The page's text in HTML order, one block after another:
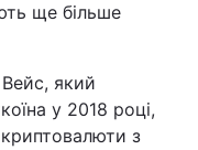
ще більше
який
у 2018 році,
з